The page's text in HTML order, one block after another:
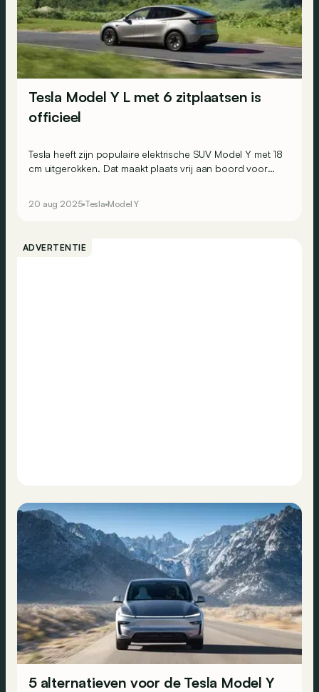
Tesla Model Y L met 6 zitplaatsen is
officieel
Tesla heeft zijn populaire elektrische SUV Model Y met 18
cm uitgerokken. Dat maakt plaats vrij aan boord voor
X kiezen?
20 aug 2025 Tesla Model Y
ADVERTENTIE
5 alternatieven voor de Tesla Model Y